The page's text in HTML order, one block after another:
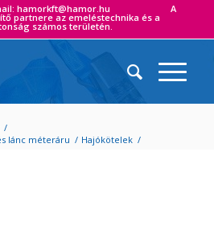
| E-mail: hamorkft@hamor.hu A
partnere az emeléstechnika és a
számos területén.
/
lánc méteráru / Hajókötelek /